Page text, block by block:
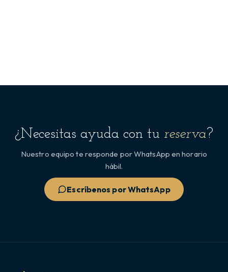
¿Necesitas ayuda con tu reserva?
Nuestro equipo te responde por WhatsApp en horario
hábil.
Escríbenos por WhatsApp